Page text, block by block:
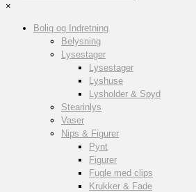
×
Bolig og Indretning
Belysning
Lysestager
Lysestager
Lyshuse
Lysholder & Spyd
Stearinlys
Vaser
Nips & Figurer
Pynt
Figurer
Fugle med clips
Krukker & Fade